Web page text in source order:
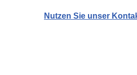
Nutzen Sie unser